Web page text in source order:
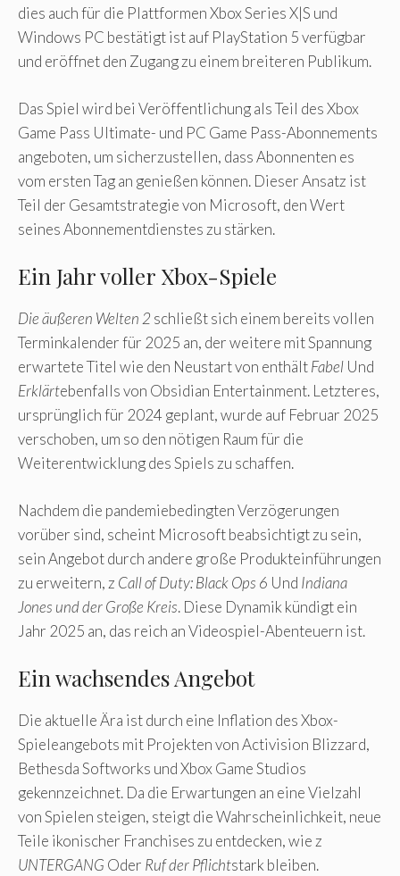
dies auch für die Plattformen Xbox Series X|S und
Windows PC bestätigt ist auf PlayStation 5 verfügbar
und eröffnet den Zugang zu einem breiteren Publikum.
Das Spiel wird bei Veröffentlichung als Teil des Xbox
Game Pass Ultimate- und PC Game Pass-Abonnements
angeboten, um sicherzustellen, dass Abonnenten es
vom ersten Tag an genießen können. Dieser Ansatz ist
Teil der Gesamtstrategie von Microsoft, den Wert
seines Abonnementdienstes zu stärken.
Ein Jahr voller Xbox-Spiele
Die äußeren Welten 2 schließt sich einem bereits vollen
Terminkalender für 2025 an, der weitere mit Spannung
erwartete Titel wie den Neustart von enthältFabel Und
Erklärtebenfalls von Obsidian Entertainment. Letzteres,
ursprünglich für 2024 geplant, wurde auf Februar 2025
verschoben, um so den nötigen Raum für die
Weiterentwicklung des Spiels zu schaffen.
Nachdem die pandemiebedingten Verzögerungen
vorüber sind, scheint Microsoft beabsichtigt zu sein,
sein Angebot durch andere große Produkteinführungen
zu erweitern, z Call of Duty: Black Ops 6 Und Indiana
Jones und der Große Kreis. Diese Dynamik kündigt ein
Jahr 2025 an, das reich an Videospiel-Abenteuern ist.
Ein wachsendes Angebot
Die aktuelle Ära ist durch eine Inflation des Xbox-
Spieleangebots mit Projekten von Activision Blizzard,
Bethesda Softworks und Xbox Game Studios
gekennzeichnet. Da die Erwartungen an eine Vielzahl
von Spielen steigen, steigt die Wahrscheinlichkeit, neue
Teile ikonischer Franchises zu entdecken, wie z
UNTERGANG Oder Ruf der Pflichtstark bleiben.